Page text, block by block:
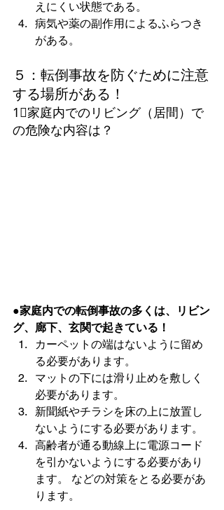
えにくい状態である。
病気や薬の副作用によるふらつき
がある。
５：転倒事故を防ぐために注意
する場所がある！
1⃣家庭内でのリビング（居間）で
の危険な内容は？
●家庭内での転倒事故の多くは、リビン
グ、廊下、玄関で起きている！
カーペットの端はないように留め
る必要があります。
マットの下には滑り止めを敷しく
必要があります。
新聞紙やチラシを床の上に放置し
ないようにする必要があります。
高齢者が通る動線上に電源コード
を引かないようにする必要があり
ます。 などの対策をとる必要があ
ります。